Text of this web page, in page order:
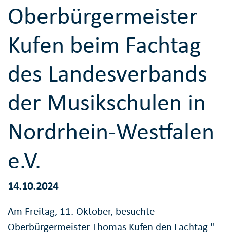
Oberbürgermeister
Kufen beim Fachtag
des Landesverbands
der Musikschulen in
Nordrhein-Westfalen
e.V.
14.10.2024
Am Freitag, 11. Oktober, besuchte
Oberbürgermeister Thomas Kufen den Fachtag "